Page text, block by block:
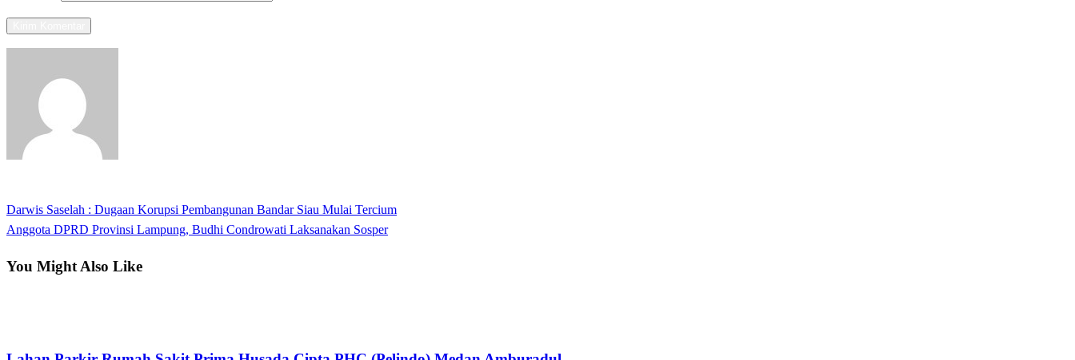
Navigasi
Previous
Post
Darwis Saselah : Dugaan Korupsi Pembangunan Bandar Siau Mulai Tercium
Next
Anggota DPRD Provinsi Lampung, Budhi Condrowati Laksanakan Sosper
You Might Also Like